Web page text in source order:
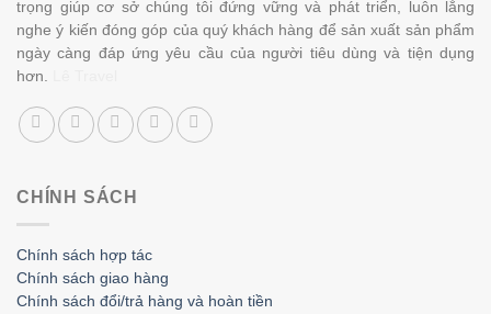
trọng giúp cơ sở chúng tôi đứng vững và phát triển, luôn lắng
nghe ý kiến đóng góp của quý khách hàng để sản xuất sản phẩm
ngày càng đáp ứng yêu cầu của người tiêu dùng và tiện dụng
hơn.
CHÍNH SÁCH
Chính sách hợp tác
Chính sách giao hàng
Chính sách đổi/trả hàng và hoàn tiền